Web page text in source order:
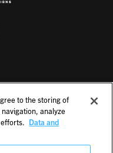
to the storing of
analyze
Data and